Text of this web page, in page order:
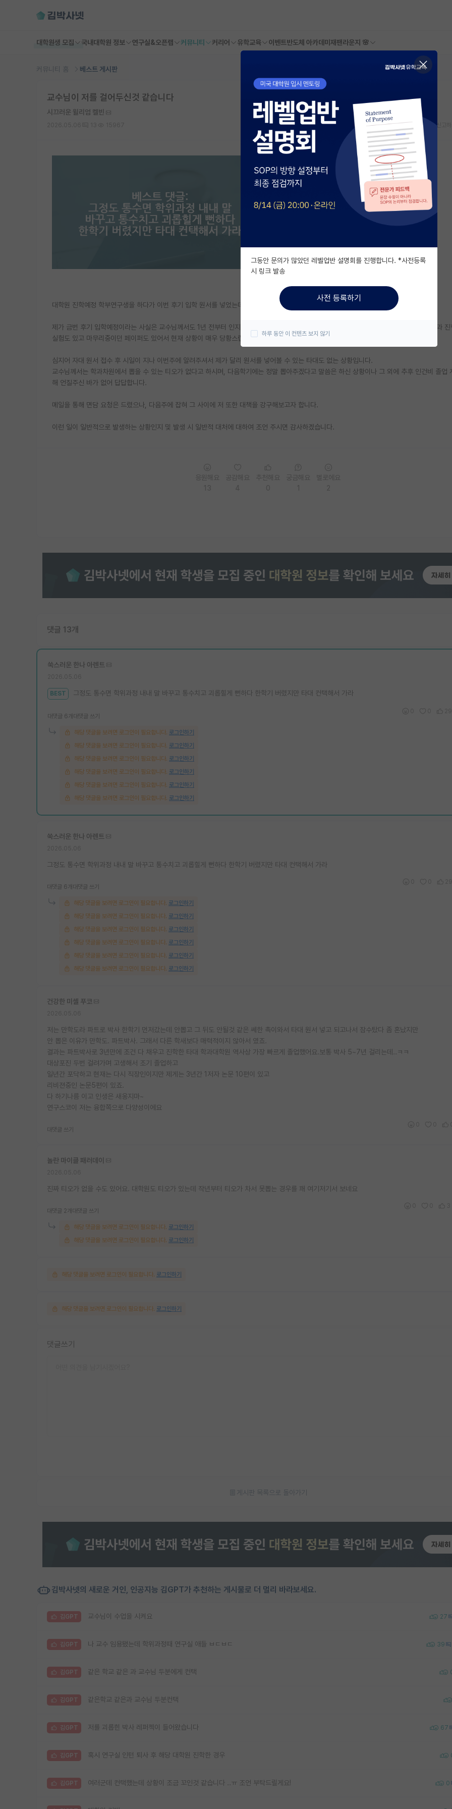
대학원생 모집 국내대학원 정보 연구실&오픈랩 커뮤니티 커리어 유학교육 이벤트반도체 아카데미 재팬라운지 🌸
커뮤니티 홈 베스트 게시판
교수님이 저를 걸어두신것 같습니다
시끄러운 윌리엄 켈빈
스크랩 신고
대학원 진학예정 학부연구생을 하다가 이번 후기 입학 원서를 넣었는데 교수님께서 못뽑아주신다 하십니다.
제가 금번 후기 입학예정이라는 사실은 교수님께서도 1년 전부터 인지하고 계셨으며, 지난 2년간 학부연구생을 해왔습니다. 또한, 현재 사수분과
실험도 있고 마무리중이던 페이퍼도 있어서 현재 상황이 매우 당황스럽습니다.
심지어 자대 원서 접수 후 시일이 지나 이번주에 알려주셔서 제가 달리 원서를 넣어볼 수 있는 타대도 없는 상황입니다.
교수님께서는 학과차원에서 뽑을 수 있는 티오가 없다고 하시며, 다음학기에는 정말 뽑아주겠다고 말씀은 하신 상황이나 그 외에 추후 인건비 졸업
해 언질주신 바가 없어 답답합니다.
메일을 통해 면담 요청은 드렸으나, 다음주에 잡혀 그 사이에 저 또한 대책을 강구해보고자 합니다.
이런 일이 일반적으로 발생하는 상황인지 및 발생 시 일반적 대처에 대하여 조언 주시면 감사하겠습니다.
댓글 13개
쑥스러운 한나 아렌트
BEST 그정도 통수면 학위과정 내내 말 바꾸고 통수치고 괴롭힐게 뻔하다 한학기 버렸지만 타대 컨택해서 가라
대댓글 6개 대댓글 쓰기
해당 댓글을 보려면 로그인이 필요합니다. 로그인하기
해당 댓글을 보려면 로그인이 필요합니다. 로그인하기
해당 댓글을 보려면 로그인이 필요합니다. 로그인하기
해당 댓글을 보려면 로그인이 필요합니다. 로그인하기
해당 댓글을 보려면 로그인이 필요합니다. 로그인하기
해당 댓글을 보려면 로그인이 필요합니다. 로그인하기
쑥스러운 한나 아렌트
그정도 통수면 학위과정 내내 말 바꾸고 통수치고 괴롭힐게 뻔하다 한학기 버렸지만 타대 컨택해서 가라
대댓글 6개 대댓글 쓰기
해당 댓글을 보려면 로그인이 필요합니다. 로그인하기
해당 댓글을 보려면 로그인이 필요합니다. 로그인하기
해당 댓글을 보려면 로그인이 필요합니다. 로그인하기
해당 댓글을 보려면 로그인이 필요합니다. 로그인하기
해당 댓글을 보려면 로그인이 필요합니다. 로그인하기
해당 댓글을 보려면 로그인이 필요합니다. 로그인하기
건강한 미셸 푸코
저는 만학도라 파트로 박사 한학기 먼저갔는데 안뽑고 그 뒤도 안될것 같은 쎄한 촉이와서 타대 원서 넣고 되고나서 잠수탔다 좀 혼났지만
안 뽑은 이유가 만학도. 파트박사. 그래서 다른 학새보다 매력적이지 않아서 였죠.
결과는 파트박사로 3년만에 조건 다 채우고 진학한 타대 학과대학원 역사상 가장 빠르게 졸업했어요.보통 박사 5~7년 걸리는데..ㅋㅋ
대상포진 두번 걸려가며 고생해서 조기 졸업하고
일년간 포닥하고 현재는 다시 직장인이지만 제게는 3년간 1저자 논문 10편이 있고
리비젼중인 논문5편이 있죠.
다 하기나름 이고 인생은 새옹지마~
연구스코이 저는 융합쪽으로 다양성이에요
대댓글 쓰기
놀란 마이클 패러데이
진짜 티오가 없을 수도 있어요. 대학원도 티오가 있는데 작년부터 티오가 차서 못뽑는 경우를 꽤 여기저기서 보네요
대댓글 2개 대댓글 쓰기
해당 댓글을 보려면 로그인이 필요합니다. 로그인하기
해당 댓글을 보려면 로그인이 필요합니다. 로그인하기
해당 댓글을 보려면 로그인이 필요합니다. 로그인하기
해당 댓글을 보려면 로그인이 필요합니다. 로그인하기
댓글쓰기
게시판 목록으로 돌아가기
김박사넷의 새로운 거인, 인공지능 김GPT가 추천하는 게시물로 더 멀리 바라보세요.
김GPT 교수님이 수업을 시켜요 27
김GPT 나 교수 임용됐는데 학위과정때 연구실 애들 ㅂㄷㅂㄷ 39
김GPT 같은 학교 같은 과 교수님 두분에게 컨택
김GPT 같은학교 같은과 교수님 두분컨택
김GPT 저를 괴롭힌 박사 레퍼첵이 들어왔습니다 67
김GPT 혹시 연구실 인턴 퇴사 후 해당 대학원 진학한 경우
김GPT 여러군데 컨택했는데 상황이 조금 꼬인것 같습니다 ..ㅠ 조언 부탁드릴게요! 0
그동안 문의가 많았던 레벨업반 설명회를 진행합니다. *사전등록
시 링크 발송
사전 등록하기
하루 동안 이 컨텐츠 보지 않기